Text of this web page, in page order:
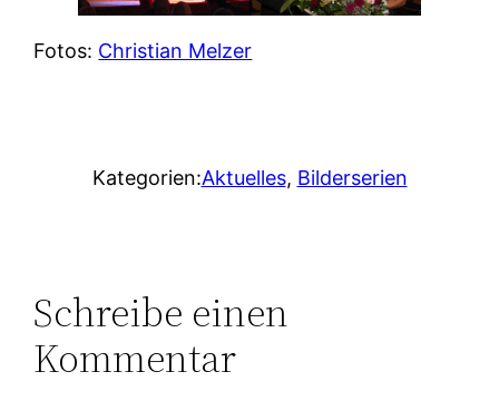
Fotos: Christian Melzer
Kategorien:Aktuelles, Bilderserien
Schreibe einen
Kommentar